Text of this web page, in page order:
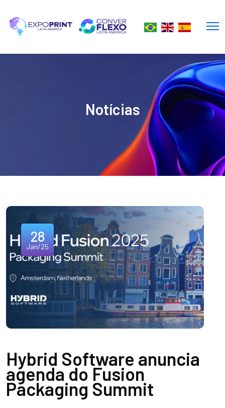
Notícias
28
Jan/25
Hybrid Software anuncia
agenda do Fusion
Packaging Summit